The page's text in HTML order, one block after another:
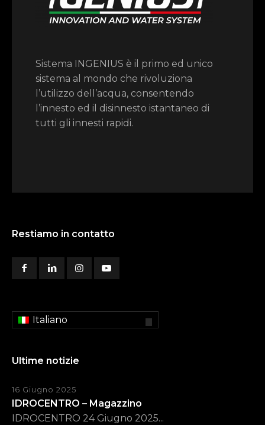
Sistema INGENIUS è il primo ed unico
sistema al mondo che rivoluziona
l’utilizzo dell’acqua, consentendo
l’innesto ed il disinnesto istantaneo di
tutti gli innesti rapidi.
Restiamo in contatto
Italiano
Ultime notizie
16 Giugno 2025
IDROCENTRO – Magazzino
IDROCENTRO 24 Giugno 2025...